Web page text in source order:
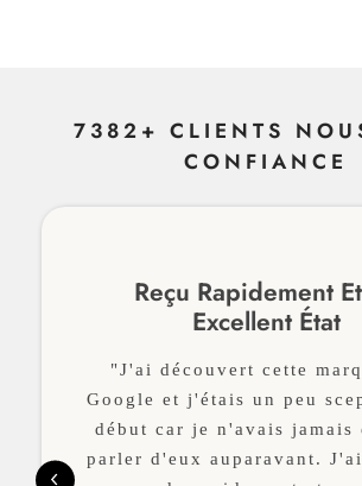
7382+ CLIENTS
CONFIANCE
Reçu Rapidement
Excellent État
"J'ai découvert cette
Google et j'étais un peu
début car je n'avais jamais
parler d'eux auparavant.